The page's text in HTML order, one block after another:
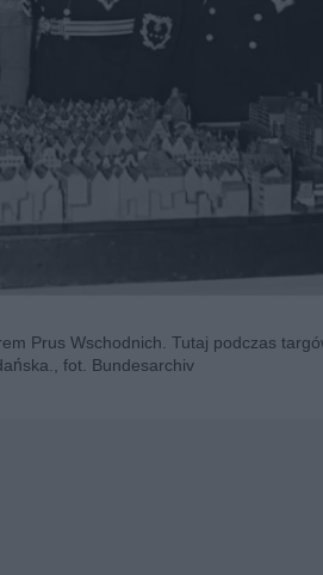
Prus Wschodnich. Tutaj podczas
fot. Bundesarchiv